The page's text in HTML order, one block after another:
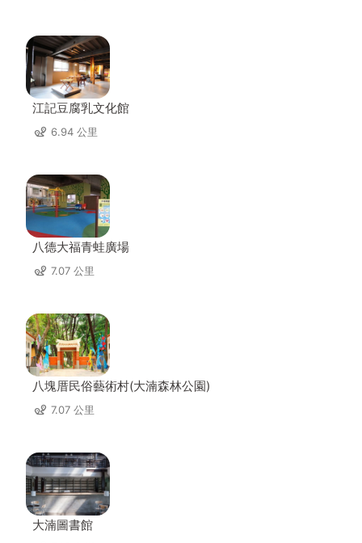
江記豆腐乳文化館
6.94 公里
八德大福青蛙廣場
7.07 公里
八塊厝民俗藝術村(大湳森林公園)
7.07 公里
大湳圖書館